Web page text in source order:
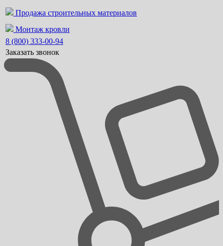
Продажа строительных материалов
Монтаж кровли
8 (800) 333-00-94
Заказать звонок